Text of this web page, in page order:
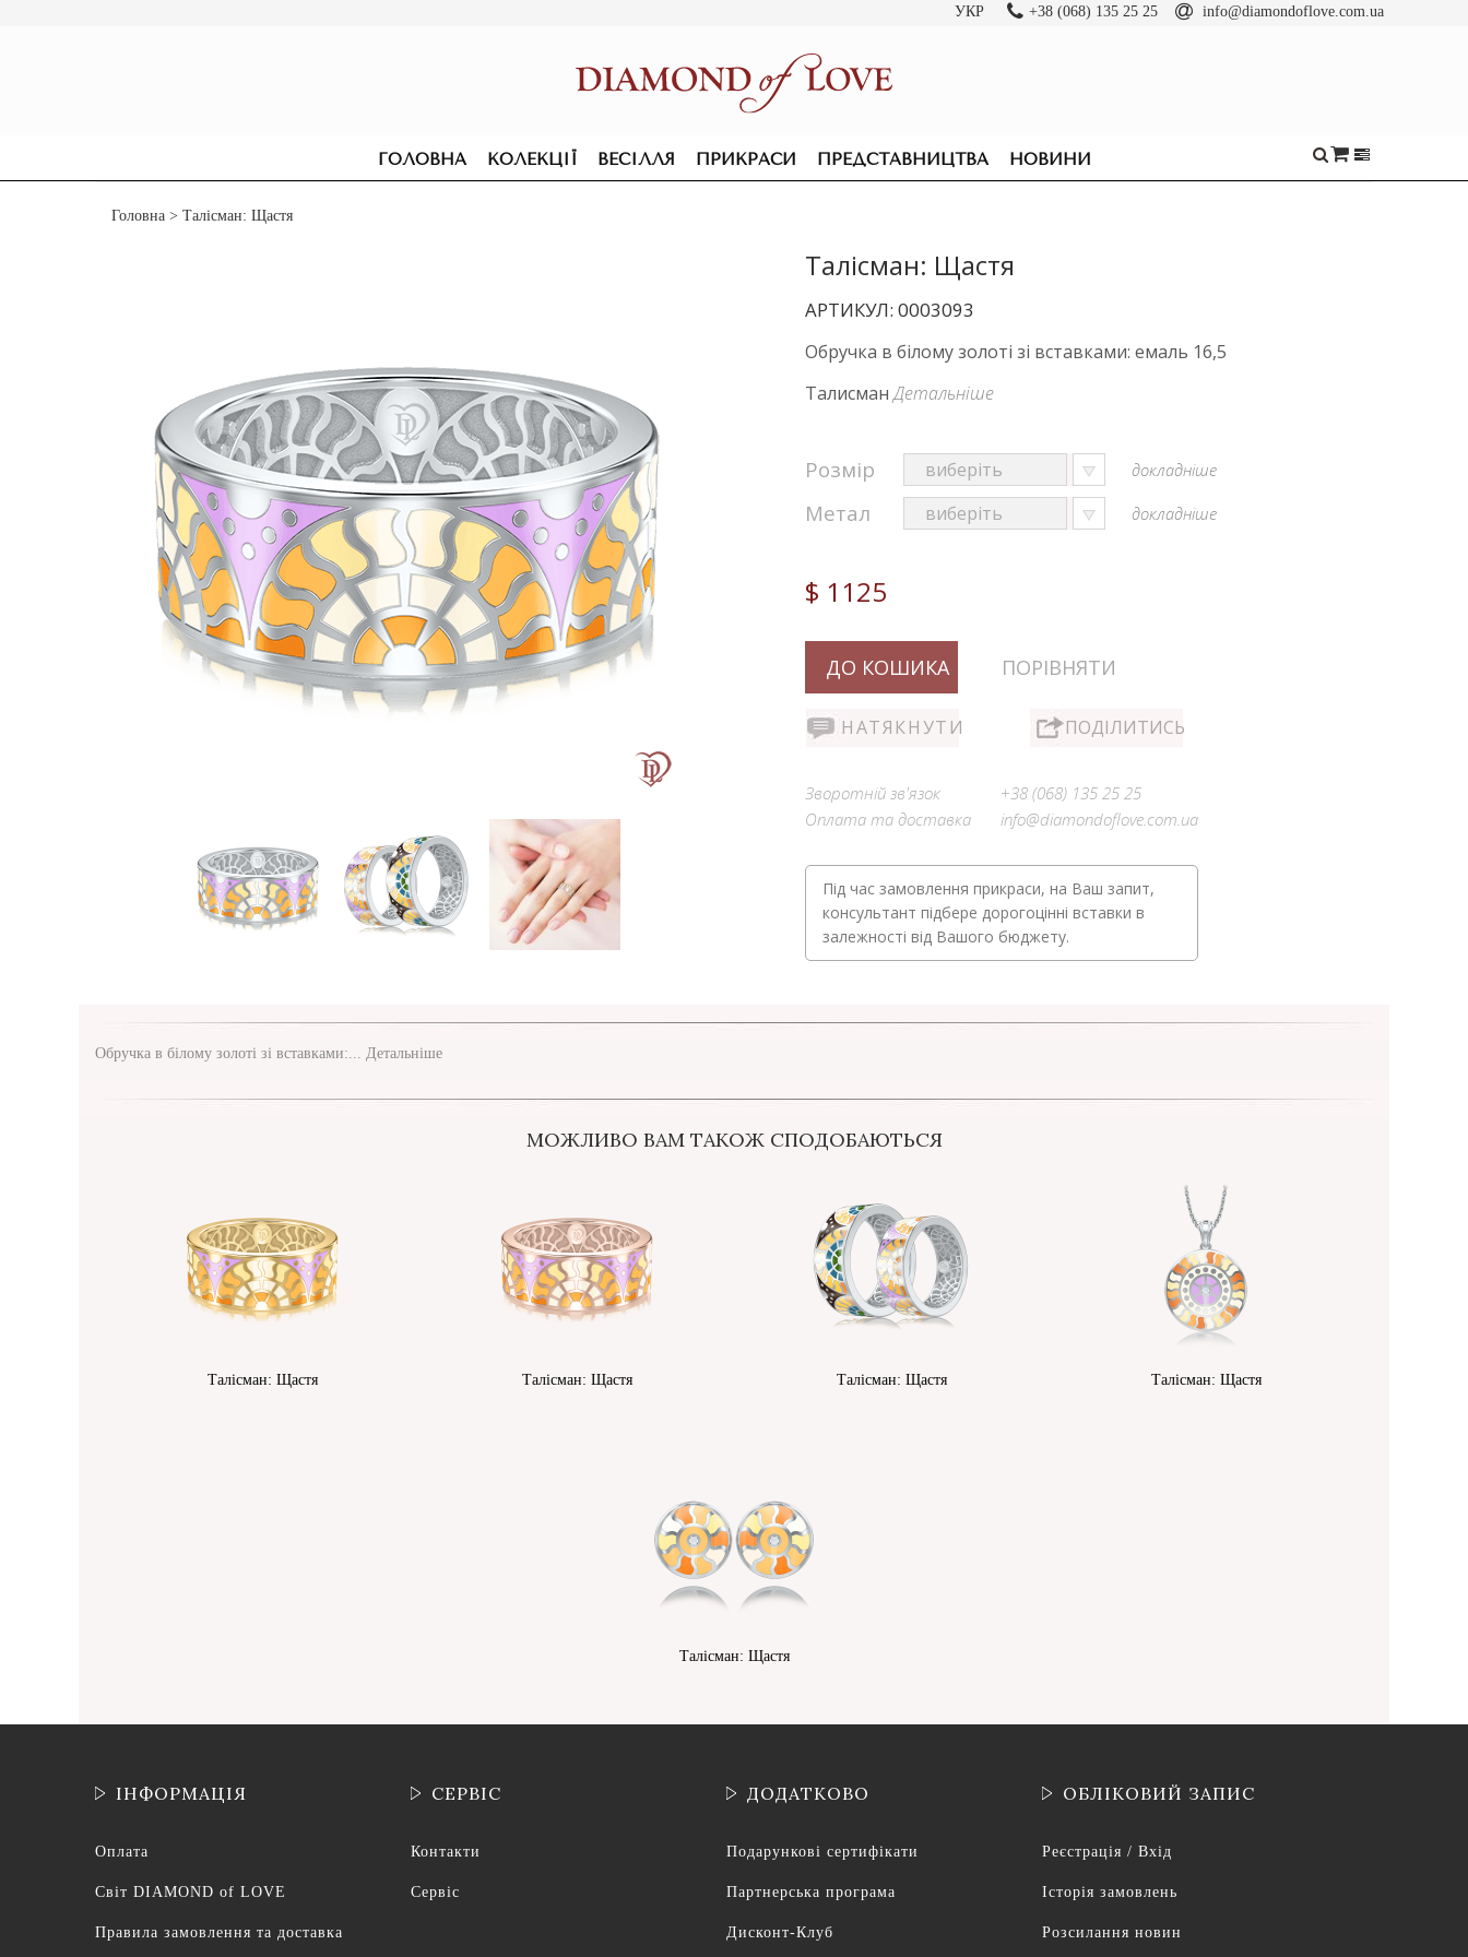
УКР +38 (068) 135 25 25 info@diamondoflove.com.ua
ГОЛОВНА КОЛЕКЦІЇ ВЕСІЛЛЯ
ДЛЯ ЗАРУЧИН ОБРУЧКИ
ПРИКРАСИ
СЕРЕЖКИ ПІДВІСКИ ТА КОЛЬЄ КАБЛУЧКИ
ПРЕДСТАВНИЦТВА НОВИНИ
Головна > Талісман: Щастя
Талісман: Щастя
АРТИКУЛ: 0003093
Обручка в білому золоті зі вставками: емаль 16,5
ТалисманДетальніше
Розмір докладніше
Метал докладніше
$ 1125
ДО КОШИКА ПОРІВНЯТИ
НАТЯКНУТИ ПОДІЛИТИСЬ
Зворотній зв'язок
Оплата та доставка
+38 (068) 135 25 25
info@diamondoflove.com.ua
Під час замовлення прикраси, на Ваш запит,
консультант підбере дорогоцінні вставки в
залежності від Вашого бюджету.
Обручка в білому золоті зі вставками:... Детальніше
МОЖЛИВО ВАМ ТАКОЖ СПОДОБАЮТЬСЯ
Талісман: Щастя Талісман: Щастя Талісман: Щастя Талісман: Щастя
Талісман: Щастя
ІНФОРМАЦІЯ
Оплата
Світ DIAMOND of LOVE
Правила замовлення та доставка
СЕРВІС
Контакти
Сервіс
ДОДАТКОВО
Подарункові сертифікати
Партнерська програма
Дисконт-Клуб
ОБЛІКОВИЙ ЗАПИС
Реєстрація / Вхід
Історія замовлень
Розсилання новин